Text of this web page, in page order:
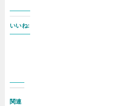
いいね:
関連